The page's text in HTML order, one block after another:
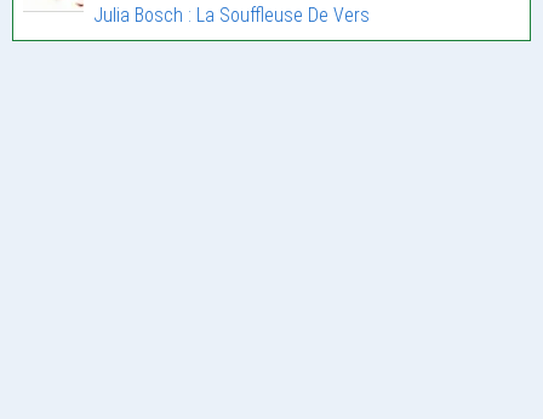
Julia Bosch : La Souffleuse De Vers